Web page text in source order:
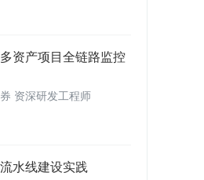
资产项目全链路监控
资深研发工程师
水线建设实践